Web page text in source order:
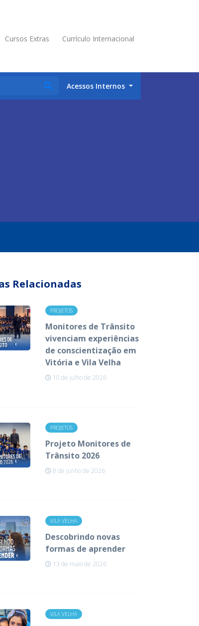
Cursos Extras Currículo Internacional
Acessos Internos
Relacionadas
PROJETOS
Monitores de Trânsito
vivenciam experiências
de conscientização em
Vitória e Vila Velha
10 de julho de 2026
PROJETOS
Projeto Monitores de
Trânsito 2026
8 de junho de 2026
VILA VELHA
Descobrindo novas
formas de aprender
13 de maio de 2026
VILA VELHA